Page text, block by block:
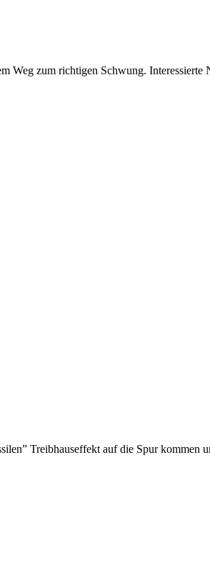
Weg zum richtigen Schwung.
Treibhauseffekt auf die Spur kommen